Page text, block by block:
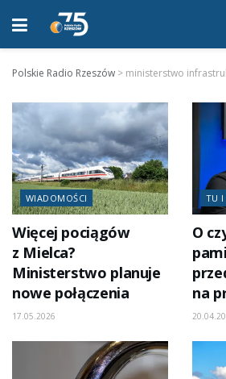
Polskie Radio Rzeszów > ministerstwo
WIADOMOŚCI
Więcej pociągów
z Mielca?
Ministerstwo planuje
nowe połączenia
17.05.2026
TU I
O
na